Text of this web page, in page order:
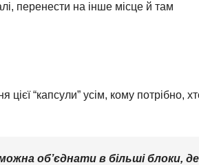
перенести на інше місце й там
“капсули” усім, кому потрібно,
об’єднати в більші блоки, де